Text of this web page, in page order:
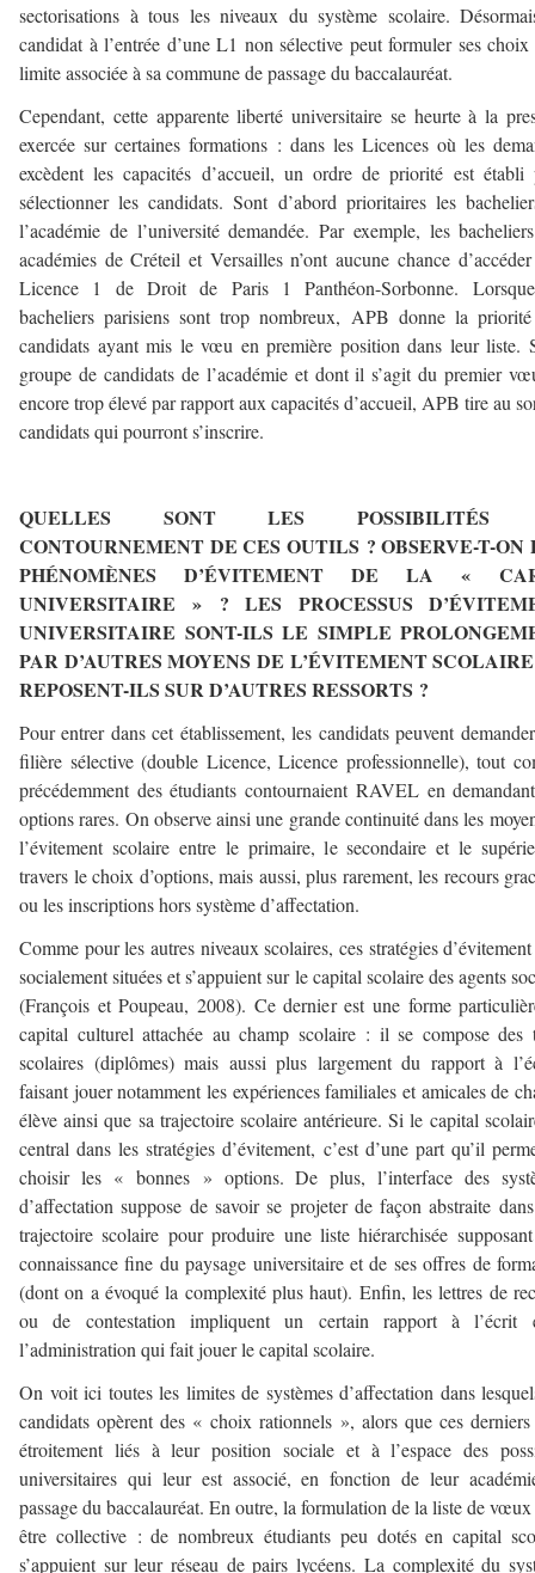
sectorisations à tous les niveaux du système scolaire.
candidat à l’entrée d’une L1 non sélective peut formuler ses choix
limite associée à sa commune de passage du baccalauréat.
Cependant, cette apparente liberté universitaire se heurte à la
exercée sur certaines formations : dans les Licences où les
excèdent les capacités d’accueil, un ordre de priorité est établi
sélectionner les candidats. Sont d’abord prioritaires les
l’académie de l’université demandée. Par exemple, les
académies de Créteil et Versailles n’ont aucune chance
Licence 1 de Droit de Paris 1 Panthéon-Sorbonne.
bacheliers parisiens sont trop nombreux, APB donne la
candidats ayant mis le vœu en première position dans leur liste.
groupe de candidats de l’académie et dont il s’agit du premier
encore trop élevé par rapport aux capacités d’accueil, APB tire au
candidats qui pourront s’inscrire.
QUELLES SONT LES POSSIBILITÉS
CONTOURNEMENT DE CES OUTILS ? OBSERVE-T-ON
PHÉNOMÈNES D’ÉVITEMENT DE LA «
UNIVERSITAIRE » ? LES PROCESSUS
UNIVERSITAIRE SONT-ILS LE SIMPLE
PAR D’AUTRES MOYENS DE L’ÉVITEMENT
REPOSENT-ILS SUR D’AUTRES RESSORTS ?
Pour entrer dans cet établissement, les candidats peuvent
filière sélective (double Licence, Licence professionnelle), tout
précédemment des étudiants contournaient RAVEL en
options rares. On observe ainsi une grande continuité dans les
l’évitement scolaire entre le primaire, le secondaire et le
travers le choix d’options, mais aussi, plus rarement, les recours
ou les inscriptions hors système d’affectation.
Comme pour les autres niveaux scolaires, ces stratégies
socialement situées et s’appuient sur le capital scolaire des agents
(François et Poupeau, 2008). Ce dernier est une forme
capital culturel attachée au champ scolaire : il se compose des
scolaires (diplômes) mais aussi plus largement du rapport à
faisant jouer notamment les expériences familiales et amicales de
élève ainsi que sa trajectoire scolaire antérieure. Si le capital
central dans les stratégies d’évitement, c’est d’une part qu’il
choisir les « bonnes » options. De plus, l’interface des
d’affectation suppose de savoir se projeter de façon abstraite
trajectoire scolaire pour produire une liste hiérarchisée
connaissance fine du paysage universitaire et de ses offres de
(dont on a évoqué la complexité plus haut). Enfin, les lettres de
ou de contestation impliquent un certain rapport à l’écrit
l’administration qui fait jouer le capital scolaire.
On voit ici toutes les limites de systèmes d’affectation dans
candidats opèrent des « choix rationnels », alors que ces
étroitement liés à leur position sociale et à l’espace des
universitaires qui leur est associé, en fonction de leur
passage du baccalauréat. En outre, la formulation de la liste de
être collective : de nombreux étudiants peu dotés en capital
s’appuient sur leur réseau de pairs lycéens. La complexité du